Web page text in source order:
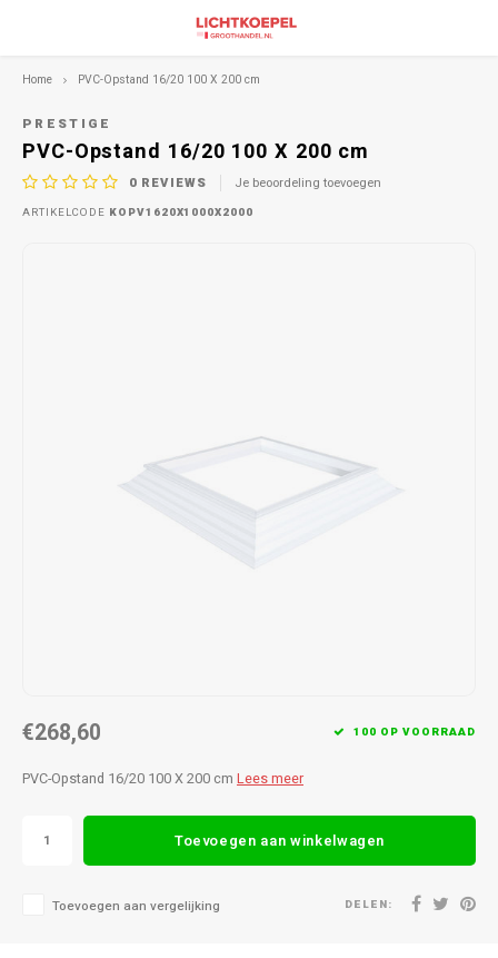
Home PVC-Opstand 16/20 100 X 200 cm
PRESTIGE
PVC-Opstand 16/20 100 X 200 cm
0 REVIEWS Je beoordeling toevoegen
ARTIKELCODE KOPV1620X1000X2000
€268,60 100 OP VOORRAAD
PVC-Opstand 16/20 100 X 200 cm Lees meer
Toevoegen aan winkelwagen
Toevoegen aan vergelijking DELEN: